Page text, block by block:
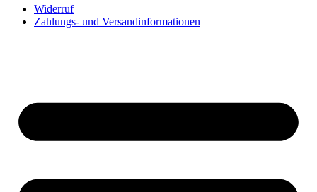
Widerruf
Zahlungs- und Versandinformationen